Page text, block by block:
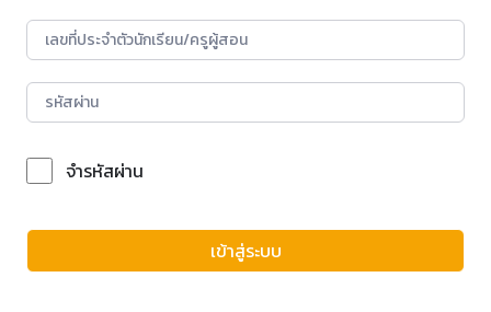
จำรหัสผ่าน
เข้าสู่ระบบ